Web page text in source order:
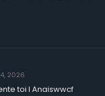
2026
toi I Anaiswwcf